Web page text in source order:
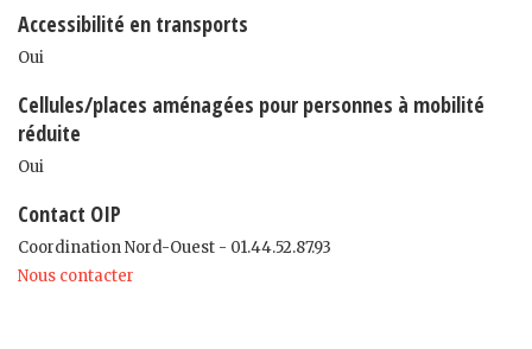
Accessibilité en transports
Oui
Cellules/places aménagées pour personnes à mobilité
réduite
Oui
Contact OIP
Coordination Nord-Ouest - 01.44.52.87.93
Nous contacter